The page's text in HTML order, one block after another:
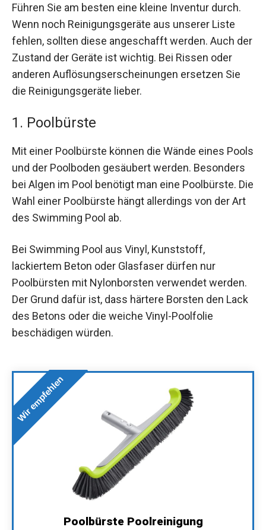
Führen Sie am besten eine kleine Inventur durch.
Wenn noch Reinigungsgeräte aus unserer Liste
fehlen, sollten diese angeschafft werden. Auch der
Zustand der Geräte ist wichtig. Bei Rissen oder
anderen Auflösungserscheinungen ersetzen Sie
die Reinigungsgeräte lieber.
1. Poolbürste
Mit einer Poolbürste können die Wände eines Pools
und der Poolboden gesäubert werden. Besonders
bei Algen im Pool benötigt man eine Poolbürste. Die
Wahl einer Poolbürste hängt allerdings von der Art
des Swimming Pool ab.
Bei Swimming Pool aus Vinyl, Kunststoff,
lackiertem Beton oder Glasfaser dürfen nur
Poolbürsten mit Nylonborsten verwendet werden.
Der Grund dafür ist, dass härtere Borsten den Lack
des Betons oder die weiche Vinyl-Poolfolie
beschädigen würden.
Wir empfehlen
Poolbürste Poolreinigung